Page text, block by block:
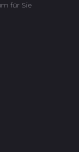
für Sie